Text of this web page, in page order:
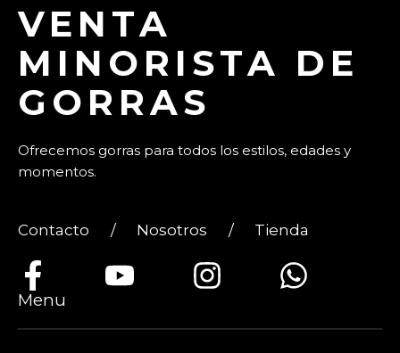
VENTA
MINORISTA DE
GORRAS
Ofrecemos gorras para todos los estilos, edades y
momentos.
Contacto / Nosotros / Tienda
Menu